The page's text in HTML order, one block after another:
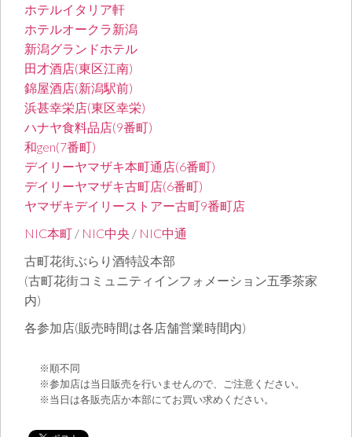
ホテルイタリア軒
ホテルオークラ新潟
新潟グランドホテル
田才酒店(東区江南)
錦屋酒店(新潟駅前)
浜甚幸栄店(東区幸栄)
ハナヤ食料品店(9番町)
和gen(7番町)
デイリーヤマザキ本町通店(6番町)
デイリーヤマザキ古町店(6番町)
ヤマザキデイリーストアー古町9番町店
NIC本町 / NIC中央 / NIC中通
古町花街ぶらり酒特設本部
(古町花街コミュニティインフォメーション五季茶家
内)
各参加店(販売時間は各店舗営業時間内)
※順不同
※参加店は当日販売を行いませんので、ご注意ください。
※当日は各販売店か本部にてお買い求めください。